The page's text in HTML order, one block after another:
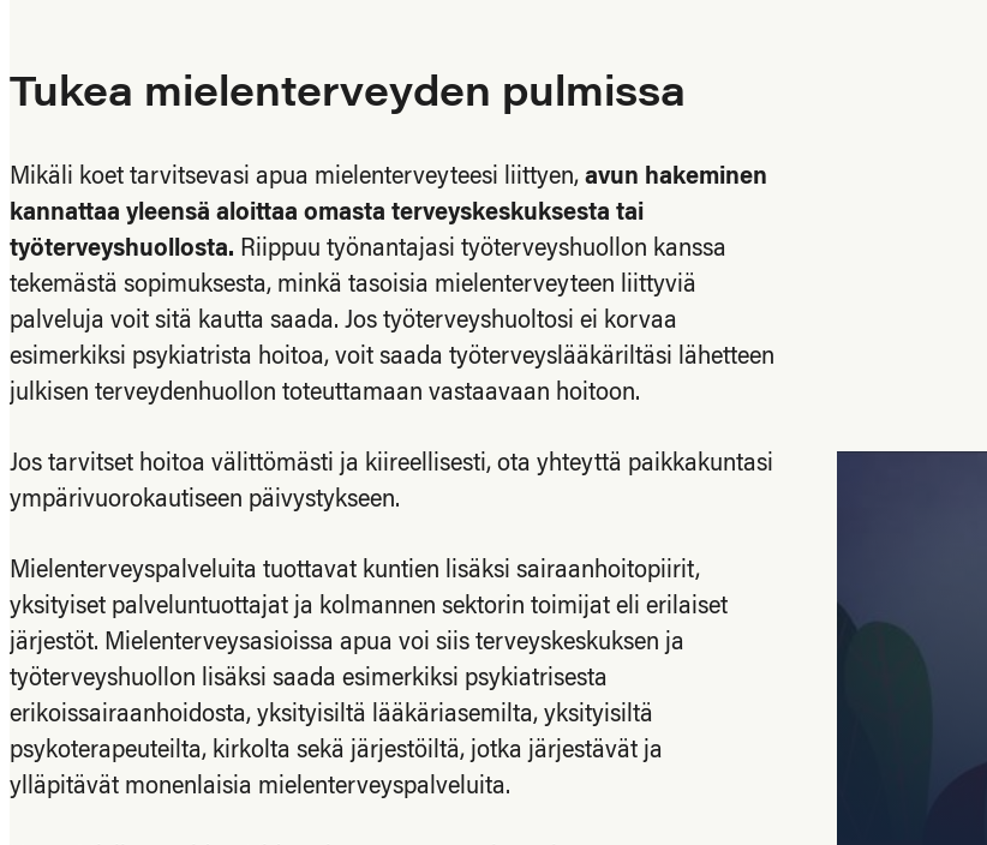
Tukea mielenterveyden pulmissa
Mikäli koet tarvitsevasi apua mielenterveyteesi liittyen, avun hakeminen
kannattaa yleensä aloittaa omasta terveyskeskuksesta tai
työterveyshuollosta. Riippuu työnantajasi työterveyshuollon kanssa
tekemästä sopimuksesta, minkä tasoisia mielenterveyteen liittyviä
palveluja voit sitä kautta saada. Jos työterveyshuoltosi ei korvaa
esimerkiksi psykiatrista hoitoa, voit saada työterveyslääkäriltäsi lähetteen
julkisen terveydenhuollon toteuttamaan vastaavaan hoitoon.
Jos tarvitset hoitoa välittömästi ja kiireellisesti, ota yhteyttä paikkakuntasi
ympärivuorokautiseen päivystykseen.
Mielenterveyspalveluita tuottavat kuntien lisäksi sairaanhoitopiirit,
yksityiset palveluntuottajat ja kolmannen sektorin toimijat eli erilaiset
järjestöt. Mielenterveysasioissa apua voi siis terveyskeskuksen ja
työterveyshuollon lisäksi saada esimerkiksi psykiatrisesta
erikoissairaanhoidosta, yksityisiltä lääkäriasemilta, yksityisiltä
psykoterapeuteilta, kirkolta sekä järjestöiltä, jotka järjestävät ja
ylläpitävät monenlaisia mielenterveyspalveluita.